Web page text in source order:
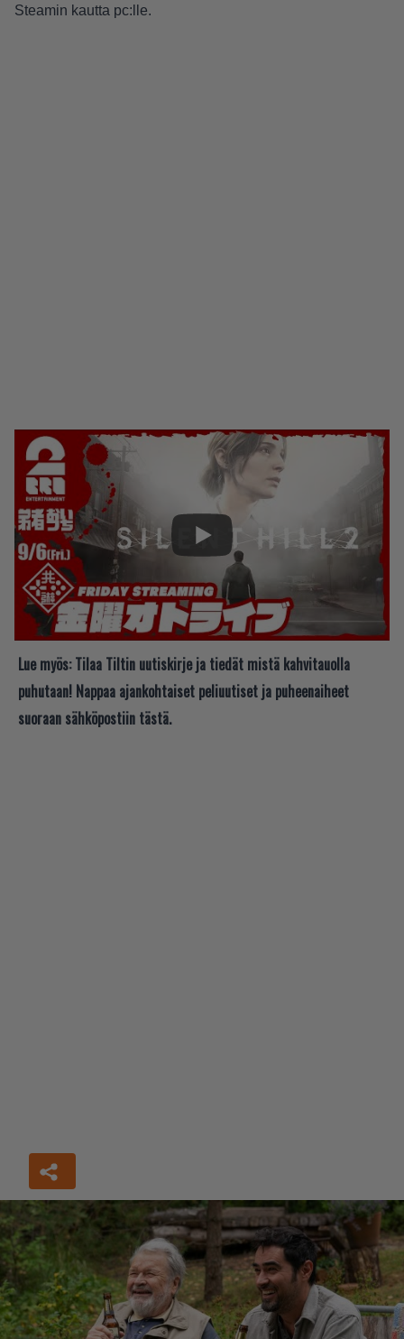
Steamin kautta pc:lle.
Lue myös: Tilaa Tiltin uutiskirje ja tiedät mistä kahvitauolla
puhutaan! Nappaa ajankohtaiset peliuutiset ja puheenaiheet
suoraan sähköpostiin tästä.